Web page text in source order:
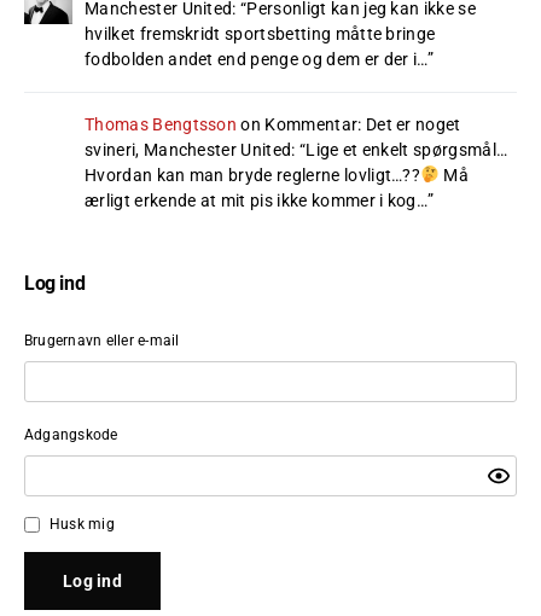
Manchester United: “Personligt kan jeg kan ikke se
hvilket fremskridt sportsbetting måtte bringe
fodbolden andet end penge og dem er der i…”
Thomas Bengtsson on Kommentar: Det er noget
svineri, Manchester United: “Lige et enkelt spørgsmål…
Hvordan kan man bryde reglerne lovligt…??
Må
ærligt erkende at mit pis ikke kommer i kog…”
Log ind
Brugernavn eller e-mail
Adgangskode
Husk mig